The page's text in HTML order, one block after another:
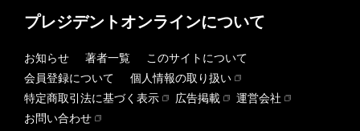
プレジデントオンラインについて
お知らせ 著者一覧
このサイトについて
会員登録について
個人情報の取り扱い
特定商取引法に基づく表示
広告掲載
運営会社
お問い合わせ